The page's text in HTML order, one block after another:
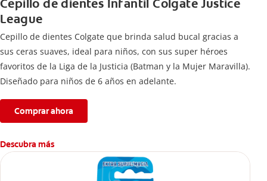
Cepillo de dientes Infantil Colgate Justice
League
Cepillo de dientes Colgate que brinda salud bucal gracias a
sus ceras suaves, ideal para niños, con sus super héroes
favoritos de la Liga de la Justicia (Batman y la Mujer Maravilla).
Diseñado para niños de 6 años en adelante.
Comprar ahora
Descubra más